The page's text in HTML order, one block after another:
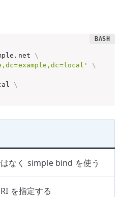
\
\
\
はなく simple bind を使う
を指定する